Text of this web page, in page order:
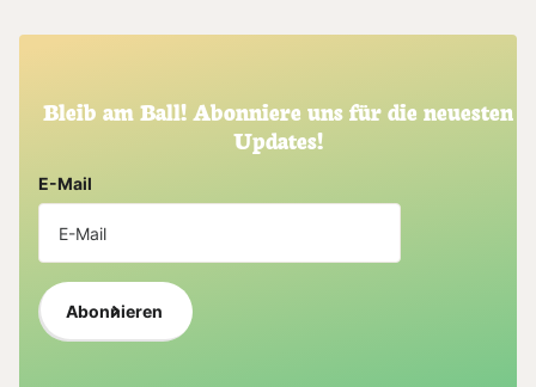
Bleib am Ball! Abonniere uns für die neuesten
Updates!
E-Mail
Abonnieren